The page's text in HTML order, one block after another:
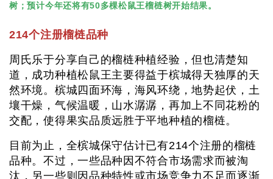
树；预计今年还将有50多棵松鼠王榴梿树开始结果。
214个注册榴梿品种
周氏乐于分享自己的榴梿种植经验，但也清楚知
道，成功种植松鼠王主要得益于槟城得天独厚的天
然环境。槟城四面环海，海风环绕，地势起伏，土
壤干燥，气候温暖，山水潺潺，再加上不同花粉的
交配，使得果实品质远胜于平地种植的榴梿。
目前为止，全槟城保守估计已有214个注册的榴梿
品种。不过，一些品种因不符合市场需求而被淘
汰，另一些则因品种特性或市场竞争力不足而逐渐